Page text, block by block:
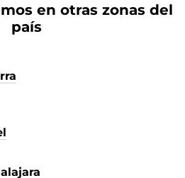
en otras zonas del
país